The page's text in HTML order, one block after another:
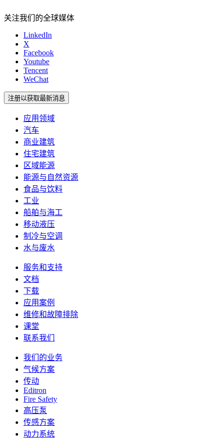
关注我们的全球媒体
LinkedIn
X
Facebook
Youtube
Tencent
WeChat
注册以获取最新消息
应用领域
汽车
商业建筑
住宅建筑
区域能源
能源与自然资源
食品与饮料
工业
船舶与海工
移动液压
制冷与空调
水与废水
服务和支持
文档
下载
应用案例
维修和故障排除
课堂
联系我们
我们的业务
气候方案
传动
Editron
Fire Safety
高压泵
传感方案
动力系统